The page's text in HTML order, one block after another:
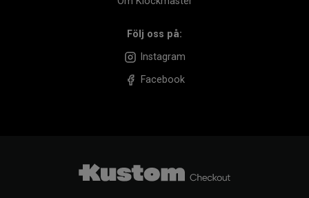
Följ oss på:
Instagram
Facebook